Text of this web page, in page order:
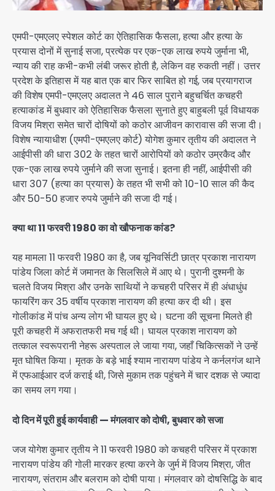
एमपी-एमएलए स्पेशल कोर्ट का ऐतिहासिक फैसला, हत्या और हत्या के
प्रयास दोनों में सुनाई सजा, प्रत्येक पर एक-एक लाख रुपये जुर्माना भी,
न्याय की राह कभी-कभी लंबी जरूर होती है, लेकिन वह रुकती नहीं। उत्तर
प्रदेश के इतिहास में यह बात एक बार फिर साबित हो गई, जब प्रयागराज
की विशेष एमपी-एमएलए अदालत ने 46 साल पुराने बहुचर्चित कचहरी
हत्याकांड में बुधवार को ऐतिहासिक फैसला सुनाते हुए बाहुबली पूर्व विधायक
विजय मिश्रा समेत चारों दोषियों को कठोर आजीवन कारावास की सजा दी।
विशेष न्यायाधीश (एमपी-एमएलए कोर्ट) योगेश कुमार तृतीय की अदालत ने
आईपीसी की धारा 302 के तहत चारों आरोपियों को कठोर उम्रकैद और
एक-एक लाख रुपये जुर्माने की सजा सुनाई। इतना ही नहीं, आईपीसी की
धारा 307 (हत्या का प्रयास) के तहत भी सभी को 10-10 साल की कैद
और 50-50 हजार रुपये जुर्माने की सजा दी गई।
क्या था 11 फरवरी 1980 का वो खौफनाक कांड?
यह मामला 11 फरवरी 1980 का है, जब यूनिवर्सिटी छात्र प्रकाश नारायण
पांडेय जिला कोर्ट में जमानत के सिलसिले में आए थे। पुरानी दुश्मनी के
चलते विजय मिश्रा और उनके साथियों ने कचहरी परिसर में ही अंधाधुंध
फायरिंग कर 35 वर्षीय प्रकाश नारायण की हत्या कर दी थी। इस
गोलीकांड में पांच अन्य लोग भी घायल हुए थे। घटना की सूचना मिलते ही
पूरी कचहरी में अफरातफरी मच गई थी। घायल प्रकाश नारायण को
तत्काल स्वरूपरानी नेहरू अस्पताल ले जाया गया, जहाँ चिकित्सकों ने उन्हें
मृत घोषित किया। मृतक के बड़े भाई श्याम नारायण पांडेय ने कर्नलगंज थाने
में एफआईआर दर्ज कराई थी, जिसे मुकाम तक पहुंचने में चार दशक से ज्यादा
का समय लग गया।
दो दिन में पूरी हुई कार्यवाही — मंगलवार को दोषी, बुधवार को सजा
जज योगेश कुमार तृतीय ने 11 फरवरी 1980 को कचहरी परिसर में प्रकाश
नारायण पांडेय की गोली मारकर हत्या करने के जुर्म में विजय मिश्रा, जीत
नारायण, संतराम और बलराम को दोषी पाया। मंगलवार को दोषसिद्धि के बाद